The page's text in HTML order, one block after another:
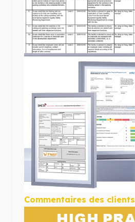
Commentaires des clients